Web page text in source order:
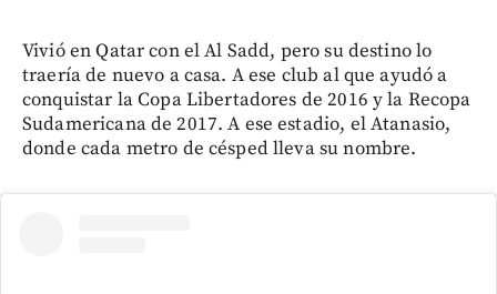
Vivió en Qatar con el Al Sadd, pero su destino lo
traería de nuevo a casa. A ese club al que ayudó a
conquistar la Copa Libertadores de 2016 y la Recopa
Sudamericana de 2017. A ese estadio, el Atanasio,
donde cada metro de césped lleva su nombre.